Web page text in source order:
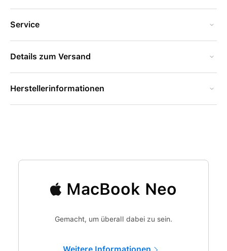
Service
Details zum Versand
Herstellerinformationen
MacBook Neo
Gemacht, um überall dabei zu sein.